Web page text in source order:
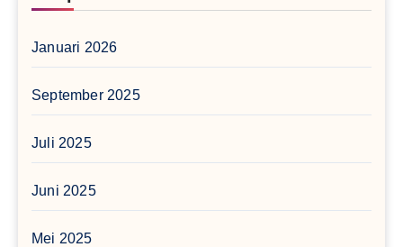
Januari 2026
September 2025
Juli 2025
Juni 2025
Mei 2025